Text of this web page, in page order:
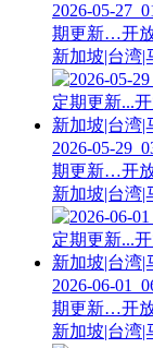
2026-05-
期更新…开
新加坡|台湾
2026-05-
期更新…开
新加坡|台湾
2026-06-
期更新…开
新加坡|台湾